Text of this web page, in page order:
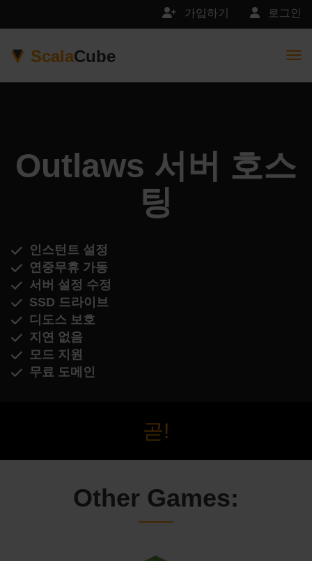
로그인
가입하기
ScalaCube
Outlaws 서버 호스
팅
인스턴트 설정
연중무휴 가동
서버 설정 수정
SSD 드라이브
디도스 보호
지연 없음
모드 지원
무료 도메인
곧!
Other Games: